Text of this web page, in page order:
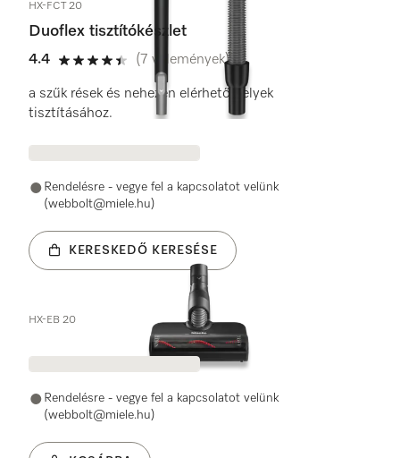
HX-FCT 20
Duoflex tisztítókészlet
4.4
4.4 / 5
(7 vélemények)
a szűk rések és nehezen elérhető helyek
tisztításához.
Rendelésre - vegye fel a kapcsolatot velünk
(webbolt@miele.hu)
KERESKEDŐ KERESÉSE
HX-EB 20
Rendelésre - vegye fel a kapcsolatot velünk
(webbolt@miele.hu)